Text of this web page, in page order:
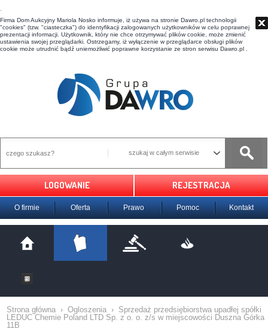
t
Firma Dom Aukcyjny Mariola Nosko informuje, iż używa na stronie Dawro.pl technologii
"cookies" (tzw. "ciasteczka") do identyfikacji zalogowanych użytkowników w celu poprawnej
prezentacji informacji. Użytkownik, który nie chce otrzymywać plików cookie, może zmienić
ustawienia swojej przeglądarki. Ostrzegamy, iż wyłączenie w przeglądarce obsługi plików
cookie może utrudnić bądź uniemożliwić poprawne korzystanie ze stron serwisu Dawro.pl .
szukaj w całym serwisie
LOGOWANIE REJESTRACJA
O firmie Oferta Prawo Pomoc Kontakt
Strona główna › Ogloszenia › Sprzedaż przedsiębiorstwa upadłej spółki
LEDUC Chemie Poland LTD Sp. z o. o. z/s w miejscowości Duszna Górka
11B